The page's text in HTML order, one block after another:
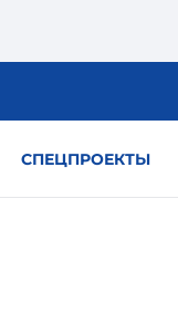
СПЕЦПРОЕКТЫ